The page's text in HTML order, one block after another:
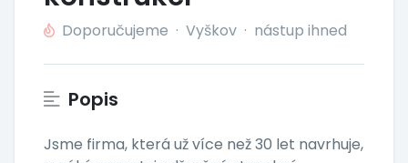
Doporučujeme · Vyškov · nástup ihned
Popis
Jsme firma, která už více než 30 let navrhuje,